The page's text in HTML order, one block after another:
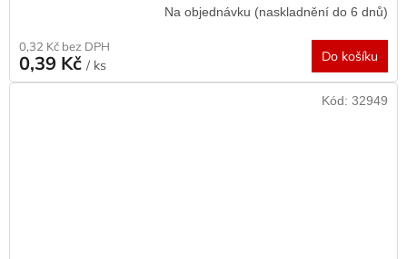
Na objednávku (naskladnění do 6 dnů)
0,32 Kč bez DPH
0,39 Kč / ks
Do košíku
Kód: 32949